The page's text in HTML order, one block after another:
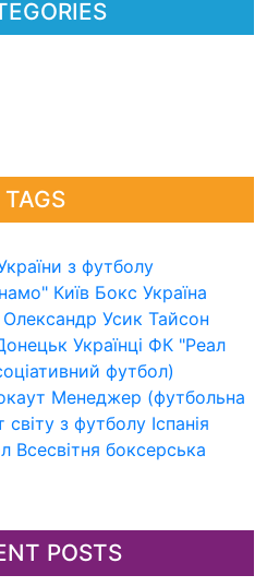
TAGS
з футболу
Київ Бокс Україна
Олександр Усик Тайсон
Українці ФК "Реал
футбол)
Менеджер (футбольна
світу з футболу Іспанія
Всесвітня боксерська
POSTS